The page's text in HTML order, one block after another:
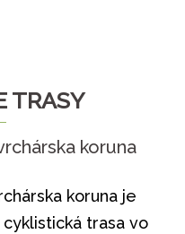
TRASY
koruna
koruna je
trasa vo